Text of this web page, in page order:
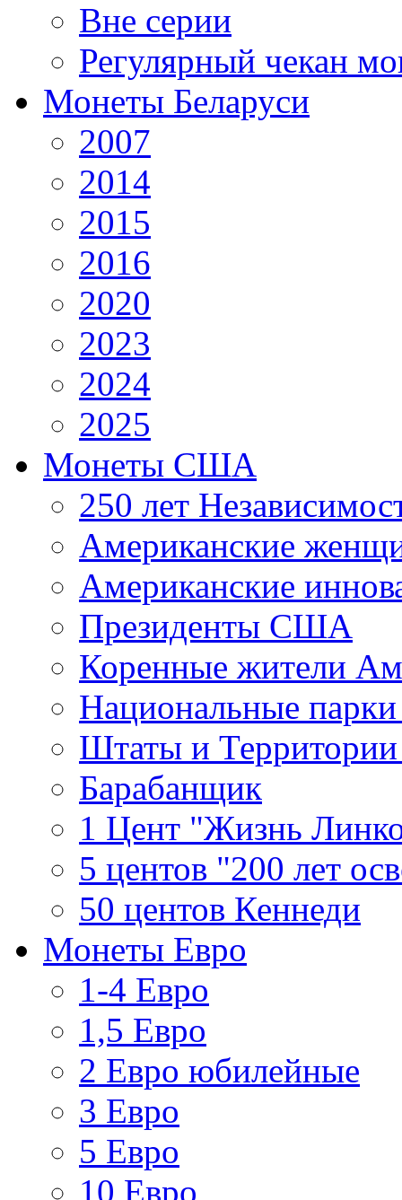
Вне серии
Регулярный чекан
Монеты Беларуси
2007
2014
2015
2016
2020
2023
2024
2025
Монеты США
250 лет
Американские
Американские
Президенты США
Коренные жители
Национальные
Штаты и
Барабанщик
1 Цент "Жизнь
5 центов "200 лет
50 центов Кеннеди
Монеты Евро
1-4 Евро
1,5 Евро
2 Евро юбилейные
3 Евро
5 Евро
10 Евро